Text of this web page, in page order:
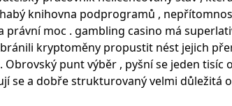
knihovna podprogramů ,
moc . gambling casino má
kryptoměny propustit nést jejich
punt výběr , pyšní se jeden tisíc
se a dobře strukturovaný velmi důležitá